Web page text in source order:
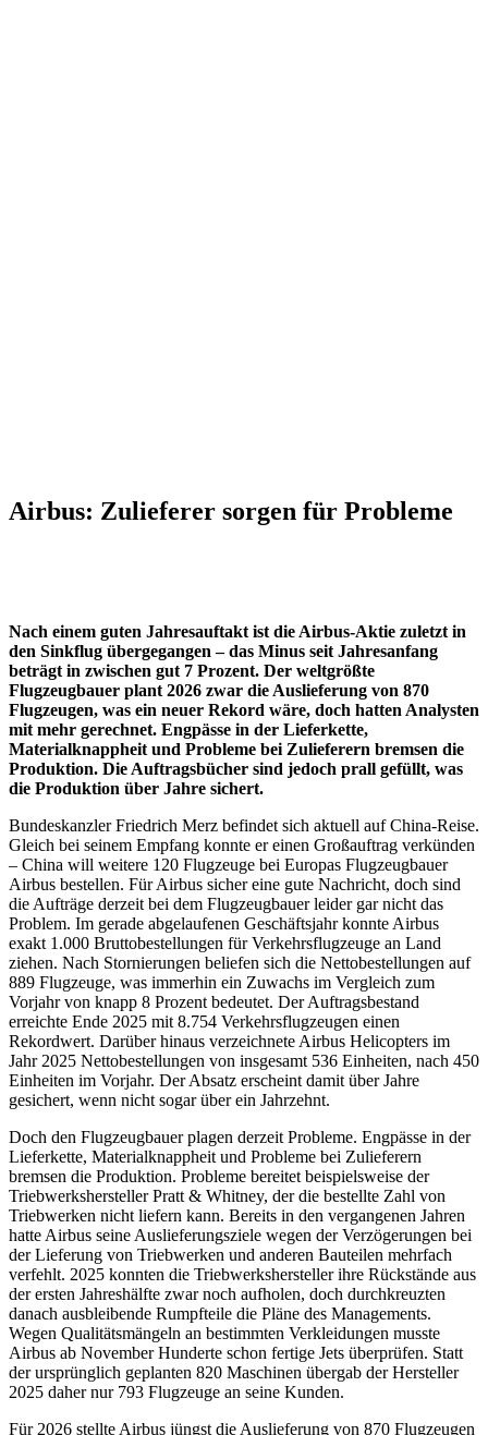
Airbus: Zulieferer sorgen für Probleme
Nach einem guten Jahresauftakt ist die Airbus-Aktie zuletzt in
den Sinkflug übergegangen – das Minus seit Jahresanfang
beträgt in zwischen gut 7 Prozent. Der weltgrößte
Flugzeugbauer plant 2026 zwar die Auslieferung von 870
Flugzeugen, was ein neuer Rekord wäre, doch hatten Analysten
mit mehr gerechnet. Engpässe in der Lieferkette,
Materialknappheit und Probleme bei Zulieferern bremsen die
Produktion. Die Auftragsbücher sind jedoch prall gefüllt, was
die Produktion über Jahre sichert.
Bundeskanzler Friedrich Merz befindet sich aktuell auf China-Reise.
Gleich bei seinem Empfang konnte er einen Großauftrag verkünden
– China will weitere 120 Flugzeuge bei Europas Flugzeugbauer
Airbus bestellen. Für Airbus sicher eine gute Nachricht, doch sind
die Aufträge derzeit bei dem Flugzeugbauer leider gar nicht das
Problem. Im gerade abgelaufenen Geschäftsjahr konnte Airbus
exakt 1.000 Bruttobestellungen für Verkehrsflugzeuge an Land
ziehen. Nach Stornierungen beliefen sich die Nettobestellungen auf
889 Flugzeuge, was immerhin ein Zuwachs im Vergleich zum
Vorjahr von knapp 8 Prozent bedeutet. Der Auftragsbestand
erreichte Ende 2025 mit 8.754 Verkehrsflugzeugen einen
Rekordwert. Darüber hinaus verzeichnete Airbus Helicopters im
Jahr 2025 Nettobestellungen von insgesamt 536 Einheiten, nach 450
Einheiten im Vorjahr. Der Absatz erscheint damit über Jahre
gesichert, wenn nicht sogar über ein Jahrzehnt.
Doch den Flugzeugbauer plagen derzeit Probleme. Engpässe in der
Lieferkette, Materialknappheit und Probleme bei Zulieferern
bremsen die Produktion. Probleme bereitet beispielsweise der
Triebwerkshersteller Pratt & Whitney, der die bestellte Zahl von
Triebwerken nicht liefern kann. Bereits in den vergangenen Jahren
hatte Airbus seine Auslieferungsziele wegen der Verzögerungen bei
der Lieferung von Triebwerken und anderen Bauteilen mehrfach
verfehlt. 2025 konnten die Triebwerkshersteller ihre Rückstände aus
der ersten Jahreshälfte zwar noch aufholen, doch durchkreuzten
danach ausbleibende Rumpfteile die Pläne des Managements.
Wegen Qualitätsmängeln an bestimmten Verkleidungen musste
Airbus ab November Hunderte schon fertige Jets überprüfen. Statt
der ursprünglich geplanten 820 Maschinen übergab der Hersteller
2025 daher nur 793 Flugzeuge an seine Kunden.
Für 2026 stellte Airbus jüngst die Auslieferung von 870 Flugzeugen